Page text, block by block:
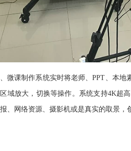
微课制作系统实时将老师、PPT、本
域放大，切换等操作。系统支持4K超
、网络资源、摄影机或是真实的取景，